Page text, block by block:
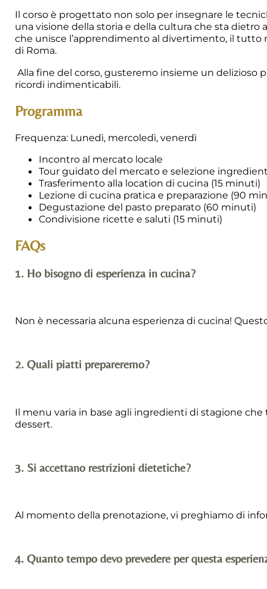
Il corso è progettato non solo per insegnare le
una visione della storia e della cultura che sta dietro
che unisce l’apprendimento al divertimento, il tutto
di Roma.
Alla fine del corso, gusteremo insieme un delizioso
ricordi indimenticabili.
Programma
Frequenza: Lunedì, mercoledì, venerdì
Incontro al mercato locale
Tour guidato del mercato e selezione
Trasferimento alla location di cucina (15 minuti)
Lezione di cucina pratica e preparazione (90
Degustazione del pasto preparato (60 minuti)
Condivisione ricette e saluti (15 minuti)
FAQs
1. Ho bisogno di esperienza in cucina?
Non è necessaria alcuna esperienza di cucina!
2. Quali piatti prepareremo?
Il menu varia in base agli ingredienti di stagione
dessert.
3. Si accettano restrizioni dietetiche?
Al momento della prenotazione, vi preghiamo di
4. Quanto tempo devo prevedere per questa